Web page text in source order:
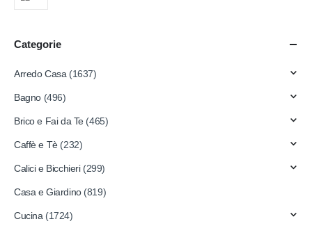
Categorie
Arredo Casa (1637)
Bagno (496)
Brico e Fai da Te (465)
Caffè e Tè (232)
Calici e Bicchieri (299)
Casa e Giardino (819)
Cucina (1724)